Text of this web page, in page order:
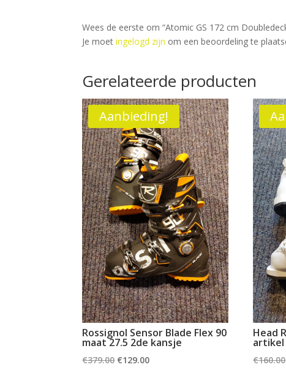
Wees de eerste om “Atomic GS 172 cm
Je moetingelogd zijn om een beoordeling te
Gerelateerde producten
Aanbieding!
Rossignol Sensor Blade Flex 90
maat 27.5 2de kansje
€379.00 Oorspronkelijke
€129.00Huidige
Head
artikel
€160.00